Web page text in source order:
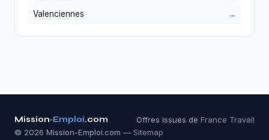
Valenciennes
Mission-Emploi.com Offres issues de France Travail
© 2026 Mission-Emploi.com — Sitemap